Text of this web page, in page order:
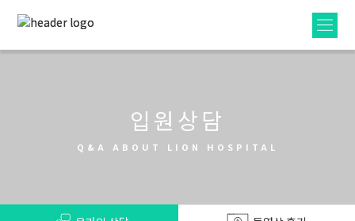
입원상담
Q&A ABOUT LION HOSPITAL